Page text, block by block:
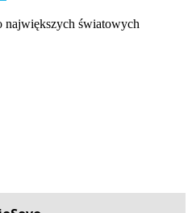
największych światowych